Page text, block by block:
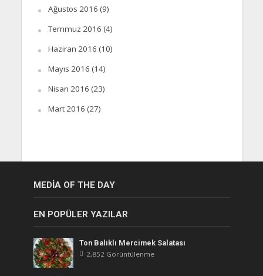
Ağustos 2016 (9)
Temmuz 2016 (4)
Haziran 2016 (10)
Mayıs 2016 (14)
Nisan 2016 (23)
Mart 2016 (27)
MEDIA OF THE DAY
EN POPÜLER YAZILAR
Ton Balıklı Mercimek Salatası
2,852 Görüntülenme